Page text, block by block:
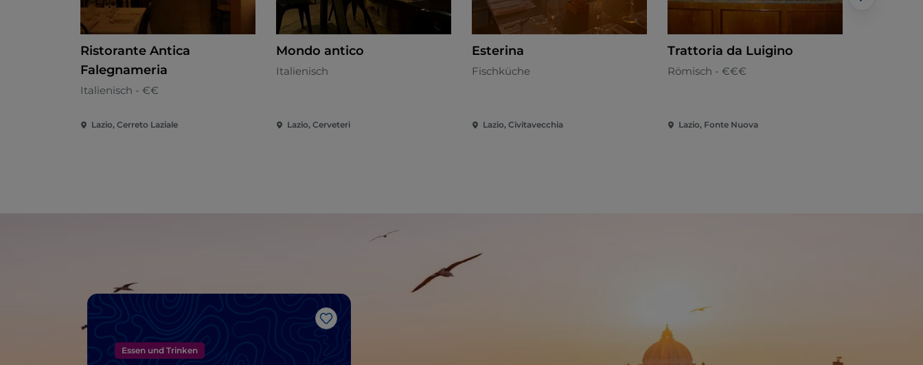
Ristorante Antica
Falegnameria
Italienisch - €€
Lazio, Cerreto Laziale
Mondo antico
Italienisch
Lazio, Cerveteri
Esterina
Fischküche
Lazio, Civitavecchia
Trattoria da Luigino
Römisch - €€€
Lazio, Fonte Nuova
Like
Essen und Trinken